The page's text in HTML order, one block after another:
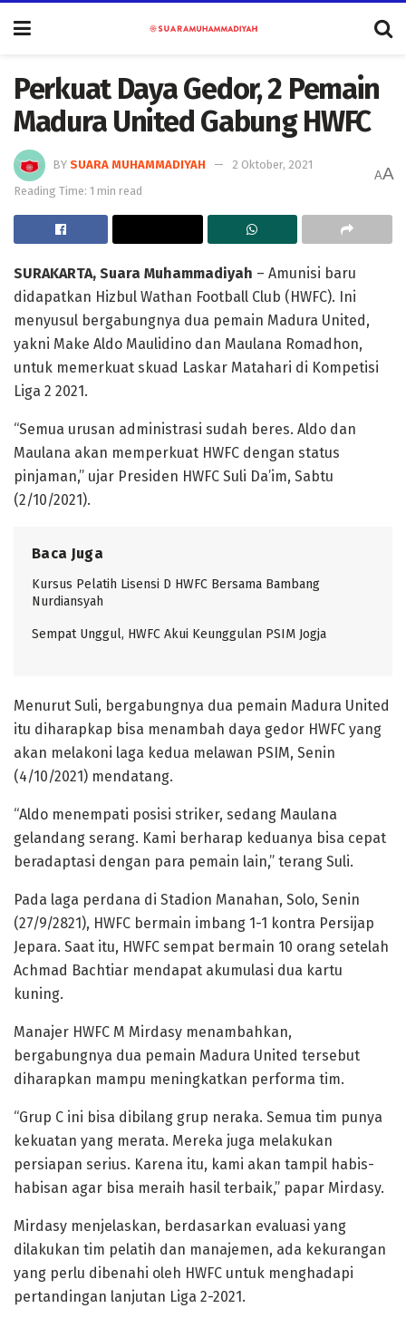
Perkuat Daya Gedor, 2 Pemain
Madura United Gabung HWFC
BY SUARA MUHAMMADIYAH
2 Oktober, 2021
Reading Time: 1 min read
AA
SURAKARTA, Suara Muhammadiyah – Amunisi baru
didapatkan Hizbul Wathan Football Club (HWFC). Ini
menyusul bergabungnya dua pemain Madura United,
yakni Make Aldo Maulidino dan Maulana Romadhon,
untuk memerkuat skuad Laskar Matahari di Kompetisi
Liga 2 2021.
“Semua urusan administrasi sudah beres. Aldo dan
Maulana akan memperkuat HWFC dengan status
pinjaman,” ujar Presiden HWFC Suli Da’im, Sabtu
(2/10/2021).
Baca Juga
Kursus Pelatih Lisensi D HWFC Bersama Bambang
Nurdiansyah
Sempat Unggul, HWFC Akui Keunggulan PSIM Jogja
Menurut Suli, bergabungnya dua pemain Madura United
itu diharapkap bisa menambah daya gedor HWFC yang
akan melakoni laga kedua melawan PSIM, Senin
(4/10/2021) mendatang.
“Aldo menempati posisi striker, sedang Maulana
gelandang serang. Kami berharap keduanya bisa cepat
beradaptasi dengan para pemain lain,” terang Suli.
Pada laga perdana di Stadion Manahan, Solo, Senin
(27/9/2821), HWFC bermain imbang 1-1 kontra Persijap
Jepara. Saat itu, HWFC sempat bermain 10 orang setelah
Achmad Bachtiar mendapat akumulasi dua kartu
kuning.
Manajer HWFC M Mirdasy menambahkan,
bergabungnya dua pemain Madura United tersebut
diharapkan mampu meningkatkan performa tim.
“Grup C ini bisa dibilang grup neraka. Semua tim punya
kekuatan yang merata. Mereka juga melakukan
persiapan serius. Karena itu, kami akan tampil habis-
habisan agar bisa meraih hasil terbaik,” papar Mirdasy.
Mirdasy menjelaskan, berdasarkan evaluasi yang
dilakukan tim pelatih dan manajemen, ada kekurangan
yang perlu dibenahi oleh HWFC untuk menghadapi
pertandingan lanjutan Liga 2-2021.